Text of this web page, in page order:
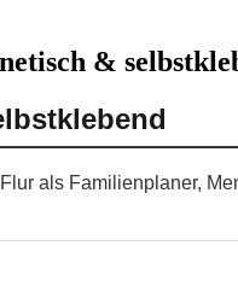
&
als Familienplaner,